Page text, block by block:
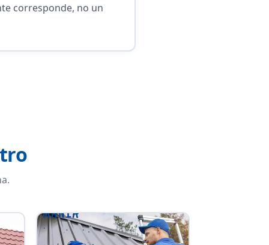
corresponde, no un